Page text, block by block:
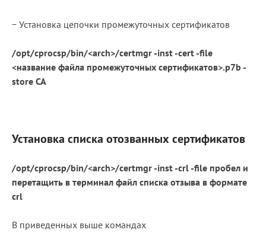
− Установка цепочки промежуточных сертификатов
/opt/cprocsp/bin/<arch>/certmgr -inst-cert -file
<название файла промежуточных сертификатов>.p7b -
store CA
Установка списка отозванных сертификатов
/opt/cprocsp/bin/<arch>/certmgr -inst -crl -file пробел и
перетащить в терминал файл списка отзыва в формате
crl
В приведенных выше командах